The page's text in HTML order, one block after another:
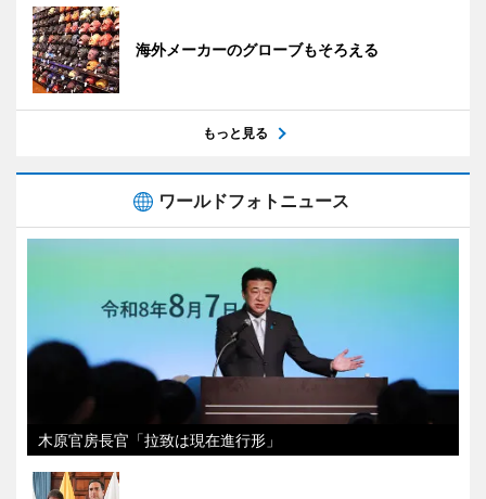
海外メーカーのグローブもそろえる
もっと見る
ワールドフォトニュース
木原官房長官「拉致は現在進行形」